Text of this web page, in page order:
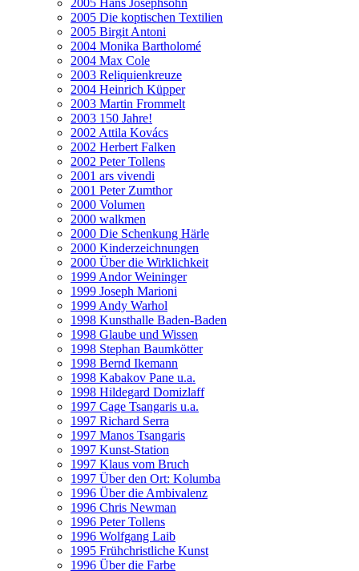
2005 Hans Josephsohn
2005 Die koptischen Textilien
2005 Birgit Antoni
2004 Monika Bartholomé
2004 Max Cole
2003 Reliquienkreuze
2004 Heinrich Küpper
2003 Martin Frommelt
2003 150 Jahre!
2002 Attila Kovács
2002 Herbert Falken
2002 Peter Tollens
2001 ars vivendi
2001 Peter Zumthor
2000 Volumen
2000 walkmen
2000 Die Schenkung Härle
2000 Kinderzeichnungen
2000 Über die Wirklichkeit
1999 Andor Weininger
1999 Joseph Marioni
1999 Andy Warhol
1998 Kunsthalle Baden-Baden
1998 Glaube und Wissen
1998 Stephan Baumkötter
1998 Bernd Ikemann
1998 Kabakov Pane u.a.
1998 Hildegard Domizlaff
1997 Cage Tsangaris u.a.
1997 Richard Serra
1997 Manos Tsangaris
1997 Kunst-Station
1997 Klaus vom Bruch
1997 Über den Ort: Kolumba
1996 Über die Ambivalenz
1996 Chris Newman
1996 Peter Tollens
1996 Wolfgang Laib
1995 Frühchristliche Kunst
1996 Über die Farbe